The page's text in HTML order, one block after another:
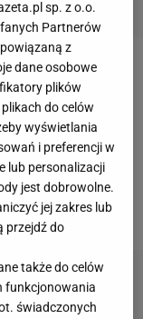
stroną była
lepsze
gola. A może
nie pomylił się
tuż obok
sp. z o.o.
Partnerów
z
dane osobowe
plików
do celów
wyświetlania
i preferencji w
lub personalizacji
jest dobrowolne.
jej zakres lub
przejdź do
także do celów
funkcjonowania
świadczonych